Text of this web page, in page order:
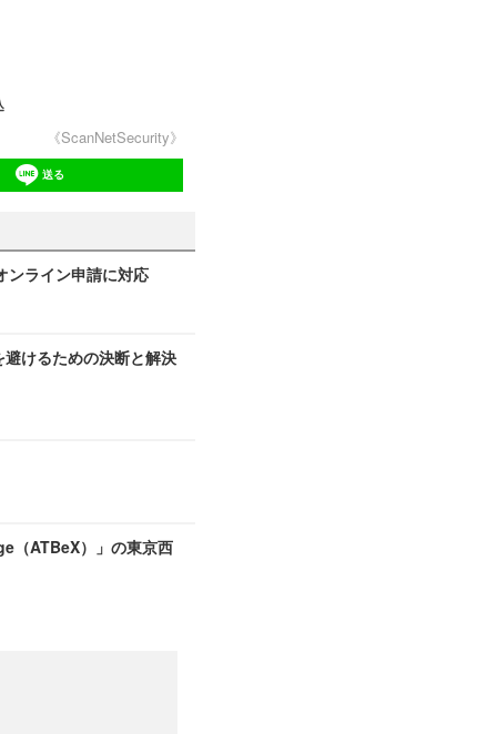
《ScanNetSecurity》
送る
ンライン申請に対応
けるための決断と解決
（ATBeX）」の東京西